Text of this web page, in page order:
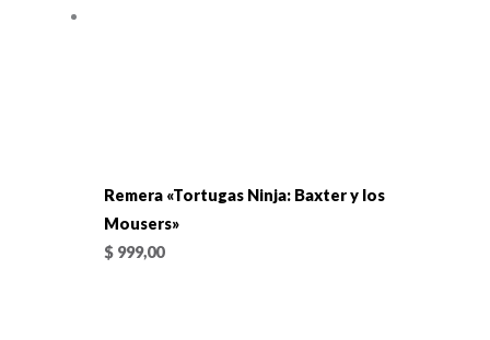
Remera «Tortugas Ninja: Baxter y los
Mousers»
$ 999,00